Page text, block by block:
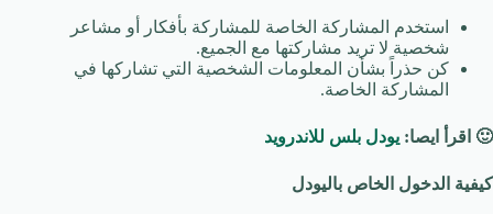
استخدم المشاركة الخاصة للمشاركة بأفكار أو مشاعر
شخصية لا تريد مشاركتها مع الجميع.
كن حذراً بشأن المعلومات الشخصية التي تشاركها في
المشاركة الخاصة.
🙂 اقرأ ايصا: يودل بلس للاندرويد
كيفية الدخول الخاص باليودل